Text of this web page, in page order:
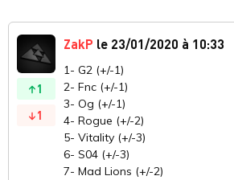
1
1
ZakP le 23/01/2020 à 10:33
1- G2 (+/-1)
2- Fnc (+/-1)
3- Og (+/-1)
4- Rogue (+/-2)
5- Vitality (+/-3)
6- S04 (+/-3)
7- Mad Lions (+/-2)